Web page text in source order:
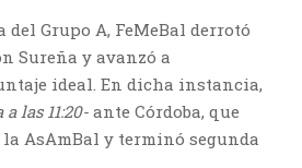
del Grupo A, FeMeBal derrotó
Sureña y avanzó a
ideal. En dicha instancia,
las 11:20- ante Córdoba, que
la AsAmBal y terminó segunda